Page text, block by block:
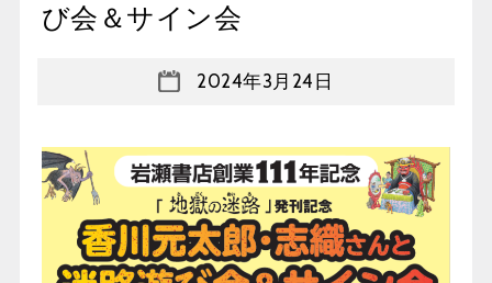
び会＆サイン会
2024年3月24日